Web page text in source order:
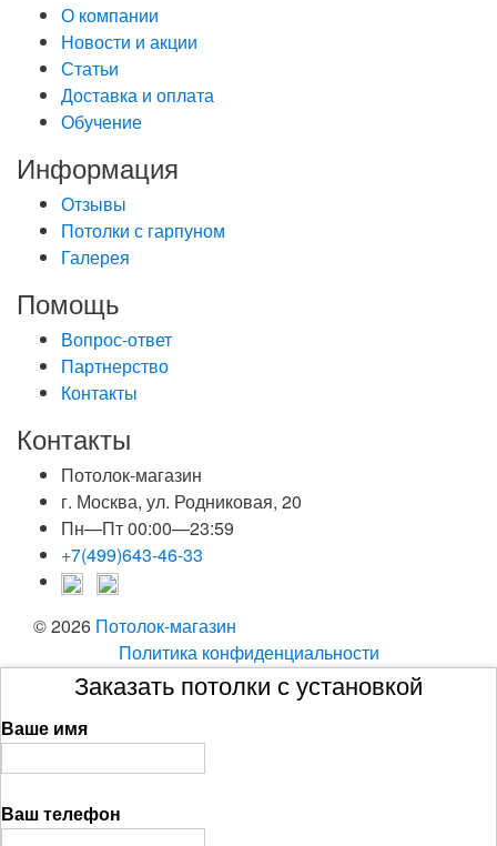
О компании
Новости и акции
Статьи
Доставка и оплата
Обучение
Информация
Отзывы
Потолки с гарпуном
Галерея
Помощь
Вопрос-ответ
Партнерство
Контакты
Контакты
Потолок-магазин
г. Москва, ул. Родниковая, 20
Пн—Пт 00:00—23:59
+7(499)643-46-33
© 2026 Потолок-магазин
Политика конфиденциальности
Заказать потолки с установкой
Ваше имя
Ваш телефон